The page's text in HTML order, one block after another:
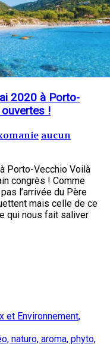
2020 à Porto-
!
aucun
Porto-Vecchio Voilà
congrès ! Comme
l’arrivée du Père
mais celle de ce
qui nous fait saliver
et Environnement,
naturo, aroma, phyto,